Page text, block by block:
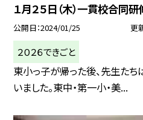
１月２５日（木）一貫校合同研
公開日 2024/01/25 更
２０２６できごと
東小っ子が帰った後、先生たち
いました。東中・第一小・美...